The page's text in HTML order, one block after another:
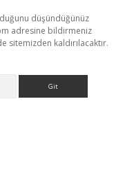
düşündüğünüz
adresine bildirmeniz
sitemizden kaldırılacaktır.